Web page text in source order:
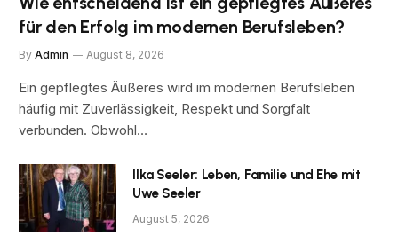
für den Erfolg im modernen Berufsleben?
By Admin August 8, 2026
Ein gepflegtes Äußeres wird im modernen Berufsleben
häufig mit Zuverlässigkeit, Respekt und Sorgfalt
verbunden. Obwohl…
Ilka Seeler: Leben, Familie und Ehe mit
Uwe Seeler
August 5, 2026